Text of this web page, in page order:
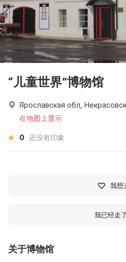
关于博物馆
“儿童世界”博物馆
Ярославская обл,
在地图上显示
0 还没有印象
我想
我已经走了